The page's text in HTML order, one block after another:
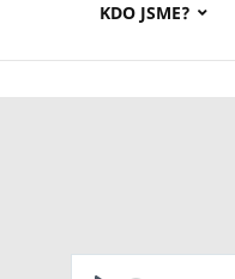
KDO JSME?